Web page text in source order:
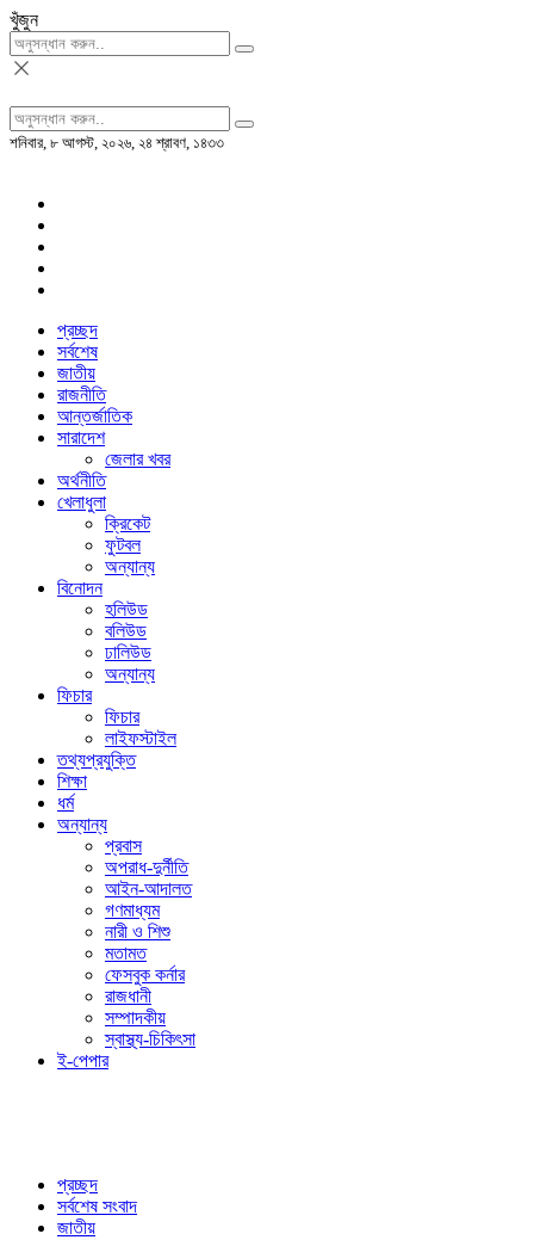
খুঁজুন
শনিবার, ৮ আগস্ট, ২০২৬, ২৪ শ্রাবণ, ১৪৩৩
প্রচ্ছদ
সর্বশেষ
জাতীয়
রাজনীতি
আন্তর্জাতিক
সারাদেশ
জেলার খবর
অর্থনীতি
খেলাধুলা
ক্রিকেট
ফুটবল
অন্যান্য
বিনোদন
হলিউড
বলিউড
ঢালিউড
অন্যান্য
ফিচার
ফিচার
লাইফস্টাইল
তথ্যপ্রযুক্তি
শিক্ষা
ধর্ম
অন্যান্য
প্রবাস
অপরাধ-দুর্নীতি
আইন-আদালত
গণমাধ্যম
নারী ও শিশু
মতামত
ফেসবুক কর্নার
রাজধানী
সম্পাদকীয়
স্বাস্থ্য-চিকিৎসা
ই-পেপার
প্রচ্ছদ
সর্বশেষ সংবাদ
জাতীয়